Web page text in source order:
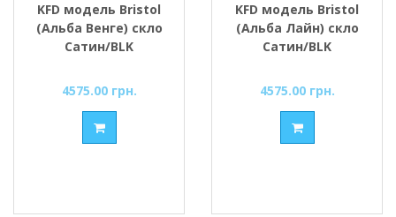
KFD модель Bristol
(Альба Венге) скло
Сатин/BLK
4575.00 грн.
KFD модель Bristol
(Альба Лайн) скло
Сатин/BLK
4575.00 грн.